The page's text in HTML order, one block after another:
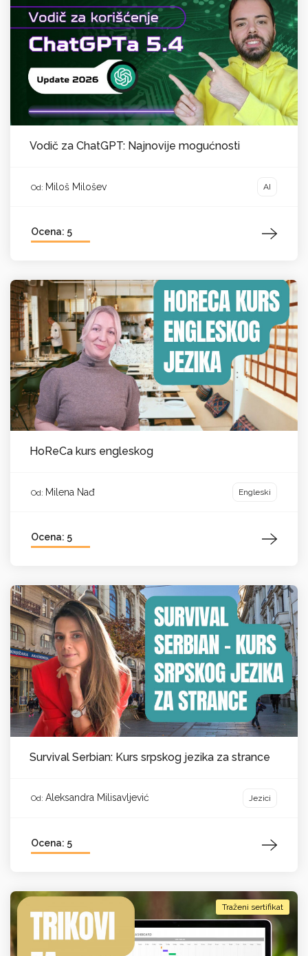
Vodič za ChatGPT: Najnovije mogućnosti
Od: Miloš Milošev AI
Ocena: 5
HoReCa kurs engleskog
Od: Milena Nađ Engleski
Ocena: 5
Survival Serbian: Kurs srpskog jezika za strance
Od: Aleksandra Milisavljević Jezici
Ocena: 5
Traženi sertifikat